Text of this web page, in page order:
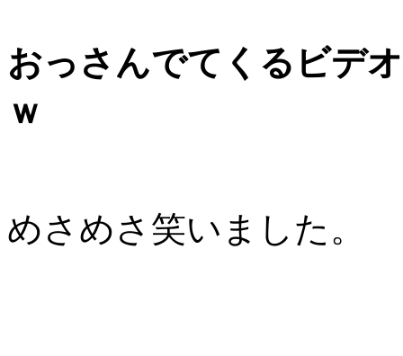
おっさんでてくるビデ
ｗ
めさめさ笑いました。